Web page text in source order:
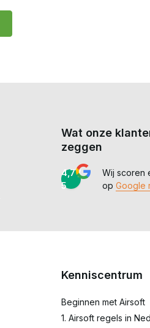
Wat onze
zeggen
4,7 /
5
Wij scoren
op Google
Kenniscentrum
Beginnen met Airsoft
1. Airsoft regels in